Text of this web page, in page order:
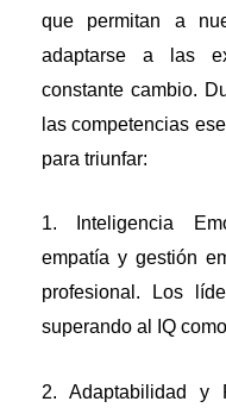
que permitan a
adaptarse a las
constante cambio.
las competencias
para triunfar:
1. Inteligencia
empatía y gestión
profesional. Los
superando al IQ
2. Adaptabilidad y